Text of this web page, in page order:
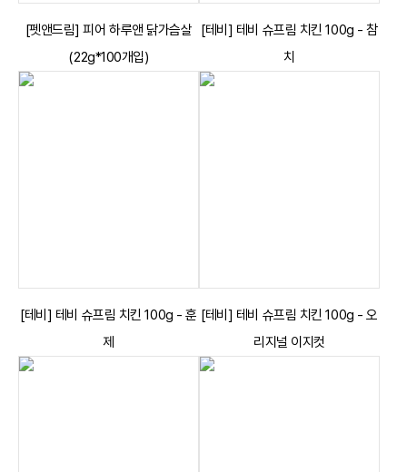
[펫앤드림] 피어 하루앤 닭가슴살
(22g*100개입)
[테비] 테비 슈프림 치킨 100g - 참
치
[테비] 테비 슈프림 치킨 100g - 훈
제
[테비] 테비 슈프림 치킨 100g - 오
리지널 이지컷